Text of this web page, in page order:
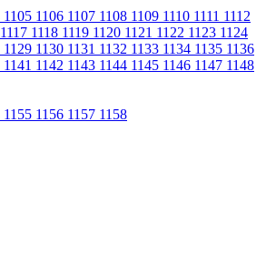
1105 1106 1107 1108 1109 1110 1111 1112
1117 1118 1119 1120 1121 1122 1123 1124
1129 1130 1131 1132 1133 1134 1135 1136
1141 1142 1143 1144 1145 1146 1147 1148
1155 1156 1157 1158